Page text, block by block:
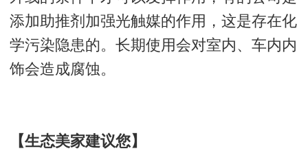
添加助推剂加强光触媒的作用，这是存在化
学污染隐患的。长期使用会对室内、车内内
饰会造成腐蚀。
【生态美家建议您】